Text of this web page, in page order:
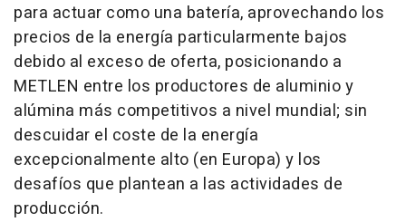
para actuar como una batería, aprovechando los
precios de la energía particularmente bajos
debido al exceso de oferta, posicionando a
METLEN entre los productores de aluminio y
alúmina más competitivos a nivel mundial; sin
descuidar el coste de la energía
excepcionalmente alto (en Europa) y los
desafíos que plantean a las actividades de
producción.